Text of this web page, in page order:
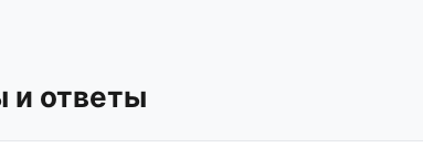
и ответы